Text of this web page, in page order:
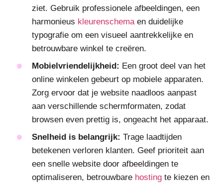
ziet. Gebruik professionele afbeeldingen, een
harmonieus kleurenschema en duidelijke
typografie om een visueel aantrekkelijke en
betrouwbare winkel te creëren.
Mobielvriendelijkheid: Een groot deel van het
online winkelen gebeurt op mobiele apparaten.
Zorg ervoor dat je website naadloos aanpast
aan verschillende schermformaten, zodat
browsen even prettig is, ongeacht het apparaat.
Snelheid is belangrijk: Trage laadtijden
betekenen verloren klanten. Geef prioriteit aan
een snelle website door afbeeldingen te
optimaliseren, betrouwbare hosting te kiezen en